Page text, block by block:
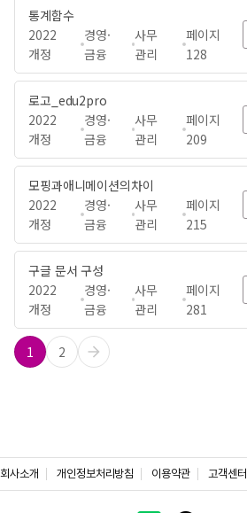
통계함수
2022
개정
경영·
금융
사무
관리
페이지
128
로고_edu2pro
2022
개정
경영·
금융
사무
관리
페이지
209
모핑과애니메이션의차이
2022
개정
경영·
금융
사무
관리
페이지
215
구글 문서 구성
2022
개정
경영·
금융
사무
관리
페이지
281
1 2
회사소개 개인정보처리방침 이용약관 고객센터